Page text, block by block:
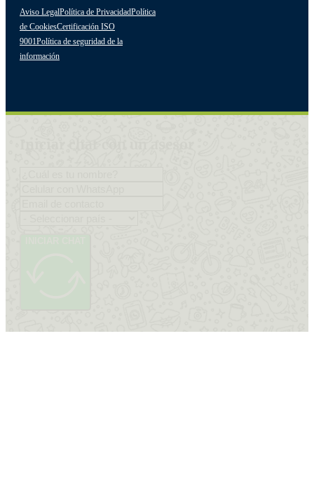
Aviso LegalPolítica de PrivacidadPolítica
de CookiesCertificación ISO
9001Política de seguridad de la
información